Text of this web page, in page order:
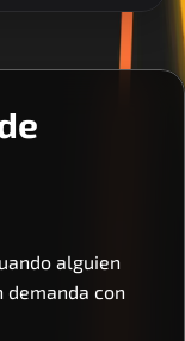
alguien
demanda con